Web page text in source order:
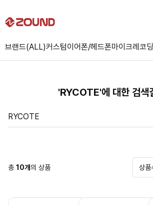
브랜드(ALL)커스텀이어폰/헤드폰마이크레코딩
'RYCOTE'에 대한 검색
총 10개의 상품